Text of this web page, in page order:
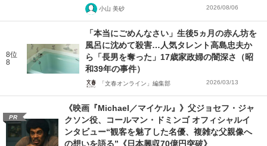
小山 美砂 2026/08/06
8位
8
「本当にごめんなさい」生後5ヵ月の赤ん坊を
風呂に沈めて殺害…人気タレント高島忠夫か
ら「長男を奪った」17歳家政婦の闇深さ（昭
和39年の事件）
「文春オンライン」編集部 2026/03/13
PR
《映画『Michael／マイケル』》父ジョセフ・ジャ
クソン役、コールマン・ドミンゴ オフィシャルイ
ンタビュー“観客を魅了した名優、複雑な父親像へ
の想いを語る”《日本興収70億円突破》